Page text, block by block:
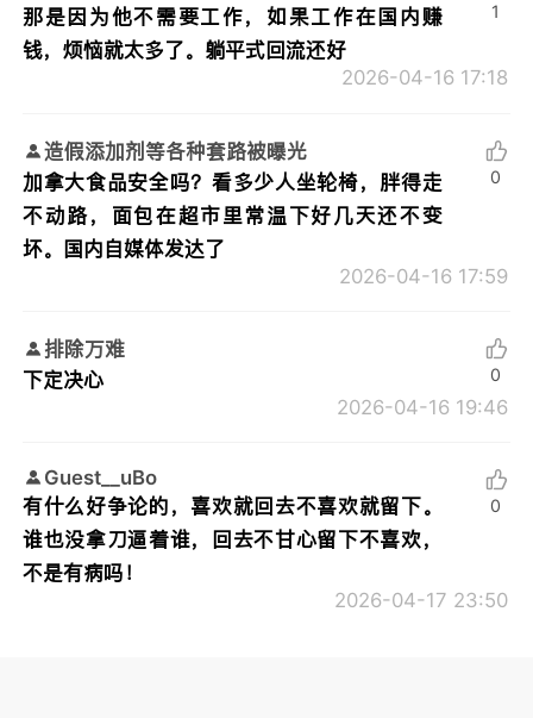
那是因为他不需要工作，如果工作在国内赚
钱，烦恼就太多了。躺平式回流还好
2026-04-16 17:18
1
造假添加剂等各种套路被曝光
加拿大食品安全吗？看多少人坐轮椅，胖得走
不动路，面包在超市里常温下好几天还不变
坏。国内自媒体发达了
2026-04-16 17:59
0
排除万难
下定决心
2026-04-16 19:46
0
Guest__uBo
有什么好争论的，喜欢就回去不喜欢就留下。
谁也没拿刀逼着谁，回去不甘心留下不喜欢，
不是有病吗！
2026-04-17 23:50
0